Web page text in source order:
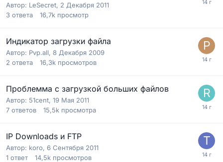
Автор: LeSecret, 2 Декабря 2011
3 ответа 16,7k просмотр
Индикатор загрузки файла
Автор: Pvp.all, 8 Декабря 2009
2 ответа 16,3k просмотров
Проблемма с загрузкой больших файлов
Автор: 51cent, 19 Мая 2011
7 ответов 15,5k просмотра
IP Downloads и FTP
Автор: koro, 6 Сентября 2011
1 ответ 14,5k просмотров